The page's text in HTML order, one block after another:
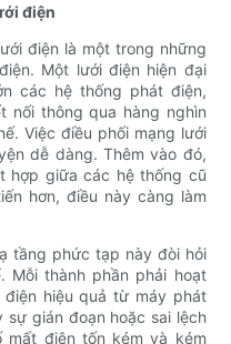
điện
điện là một trong những
Một lưới điện hiện đại
các hệ thống phát điện,
nối thông qua hàng nghìn
Việc điều phối mạng lưới
dễ dàng. Thêm vào đó,
hợp giữa các hệ thống cũ
hơn, điều này càng làm
tầng phức tạp này đòi hỏi
Mỗi thành phần phải hoạt
hiệu quả từ máy phát
gián đoạn hoặc sai lệch
điện tốn kém và kém